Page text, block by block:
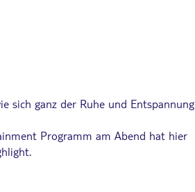
sich ganz der Ruhe und Entspannung
Programm am Abend hat hier